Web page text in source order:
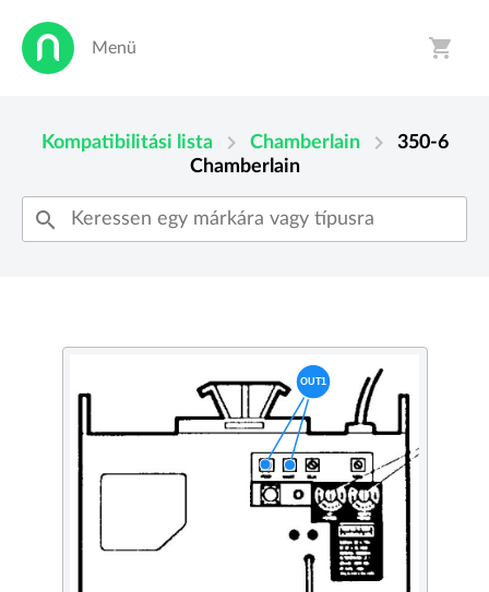
Menü shopping_cart
Kompatibilitási lista chevron_right Chamberlain chevron_right
350-6
Chamberlain
search